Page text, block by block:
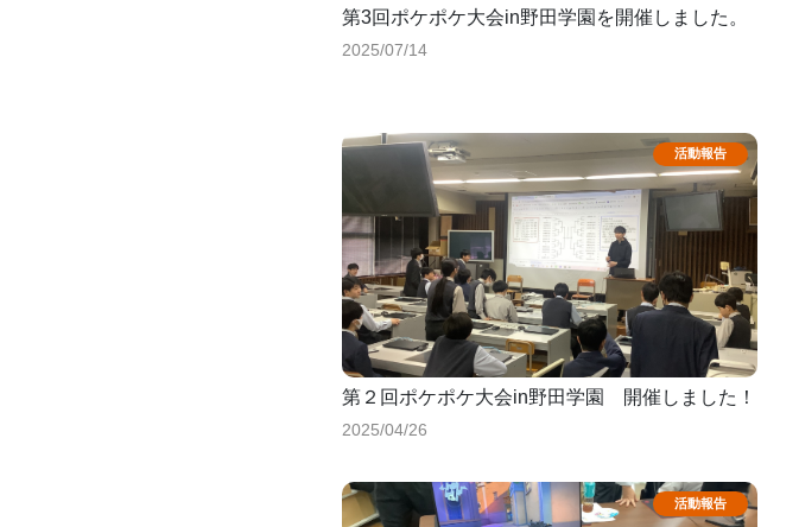
第3回ポケポケ大会in野田学園を開催しました。
2025/07/14
第２回ポケポケ大会in野田学園 開催しました！
2025/04/26